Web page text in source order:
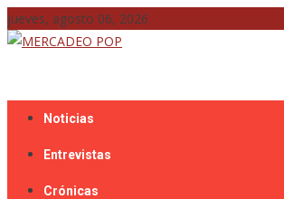
Skip
to
jueves, agosto 06, 2026
Noticias
Entrevistas
Crónicas